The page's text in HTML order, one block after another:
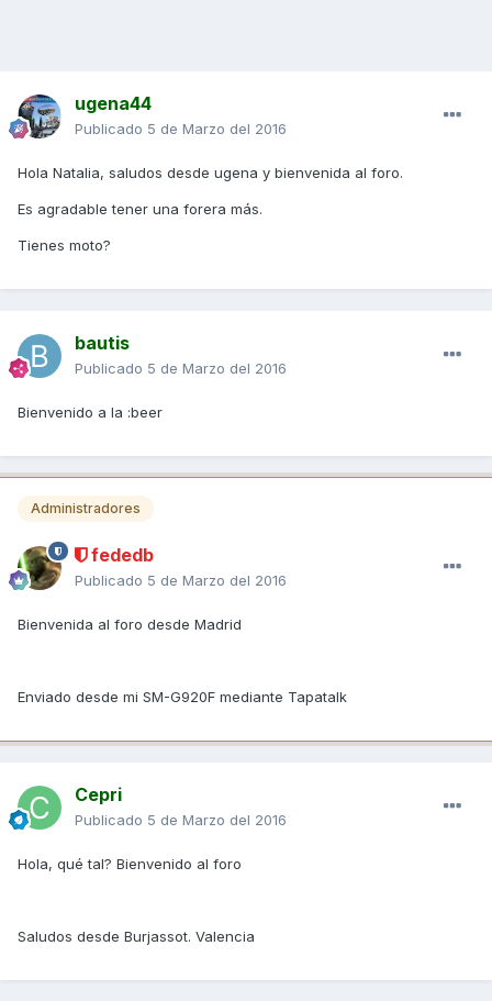
ugena44
Publicado 5 de Marzo del 2016
Hola Natalia, saludos desde ugena y bienvenida al foro.
Es agradable tener una forera más.
Tienes moto?
bautis
Publicado 5 de Marzo del 2016
Bienvenido a la :beer
Administradores
fededb
Publicado 5 de Marzo del 2016
Bienvenida al foro desde Madrid
Enviado desde mi SM-G920F mediante Tapatalk
Cepri
Publicado 5 de Marzo del 2016
Hola, qué tal? Bienvenido al foro
Saludos desde Burjassot. Valencia